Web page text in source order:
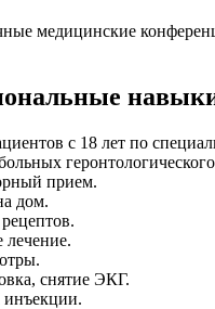
медицинские
с 18 лет по
прием.
дом.
лечение.
снятие ЭКГ.